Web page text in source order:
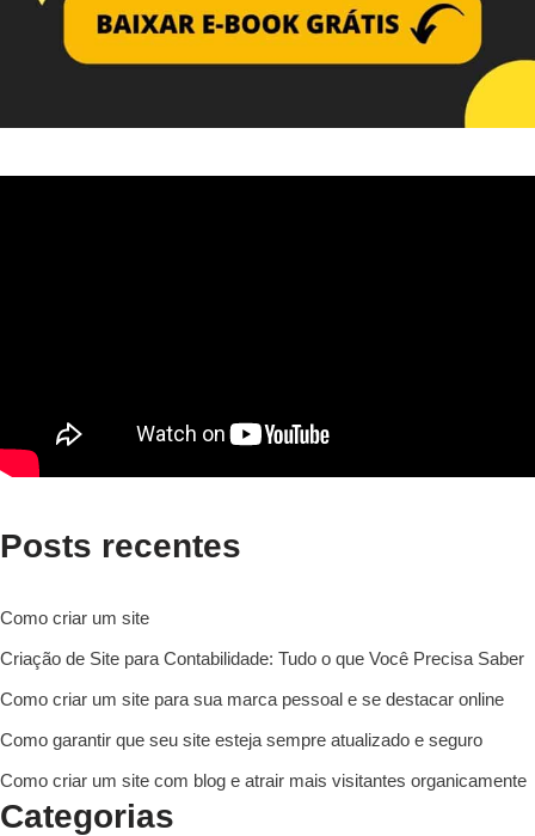
Posts recentes
Como criar um site
Criação de Site para Contabilidade: Tudo o que Você Precisa Saber
Como criar um site para sua marca pessoal e se destacar online
Como garantir que seu site esteja sempre atualizado e seguro
Como criar um site com blog e atrair mais visitantes organicamente
Categorias